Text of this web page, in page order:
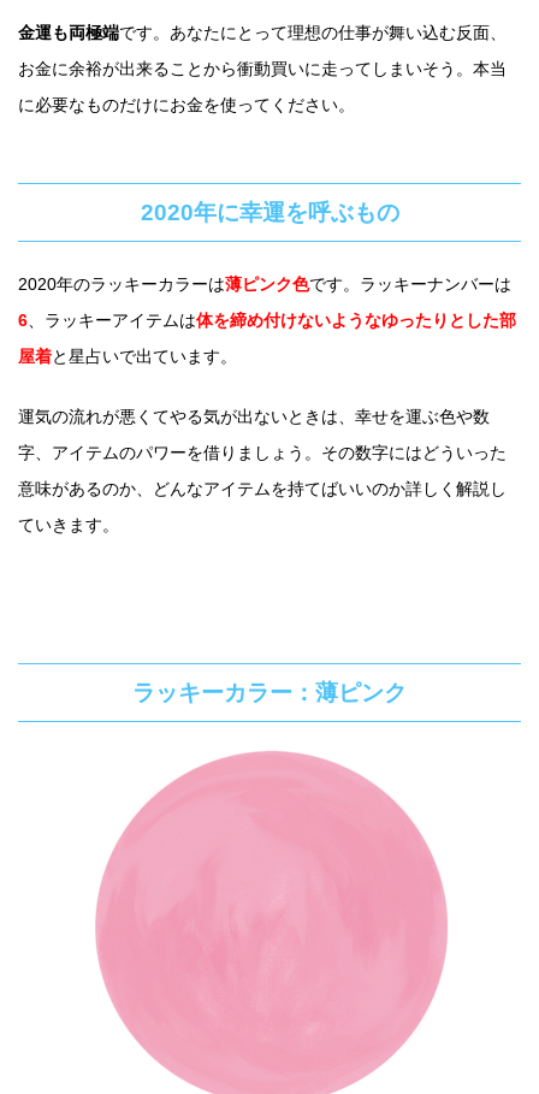
金運も両極端です。あなたにとって理想の仕事が舞い込む反面、
お金に余裕が出来ることから衝動買いに走ってしまいそう。本当
に必要なものだけにお金を使ってください。
2020年に幸運を呼ぶもの
2020年のラッキーカラーは薄ピンク色です。ラッキーナンバーは
6 、ラッキーアイテムは体を締め付けないようなゆったりとした部
屋着と星占いで出ています。
運気の流れが悪くてやる気が出ないときは、幸せを運ぶ色や数
字、アイテムのパワーを借りましょう。その数字にはどういった
意味があるのか、どんなアイテムを持てばいいのか詳しく解説し
ていきます。
ラッキーカラー：薄ピンク